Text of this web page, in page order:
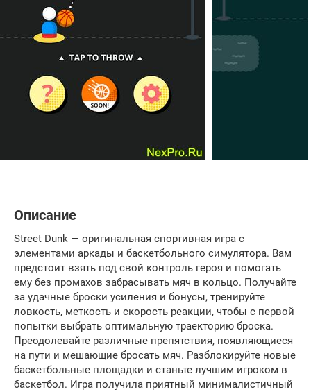
Описание
Street Dunk — оригинальная спортивная игра с
элементами аркады и баскетбольного симулятора. Вам
предстоит взять под свой контроль героя и помогать
ему без промахов забрасывать мяч в кольцо. Получайте
за удачные броски усиления и бонусы, тренируйте
ловкость, меткость и скорость реакции, чтобы с первой
попытки выбрать оптимальную траекторию броска.
Преодолевайте различные препятствия, появляющиеся
на пути и мешающие бросать мяч. Разблокируйте новые
баскетбольные площадки и станьте лучшим игроком в
баскетбол. Игра получила приятный минималистичный